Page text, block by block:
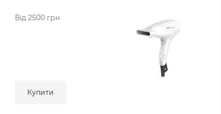
Від 2500 грн
Купити